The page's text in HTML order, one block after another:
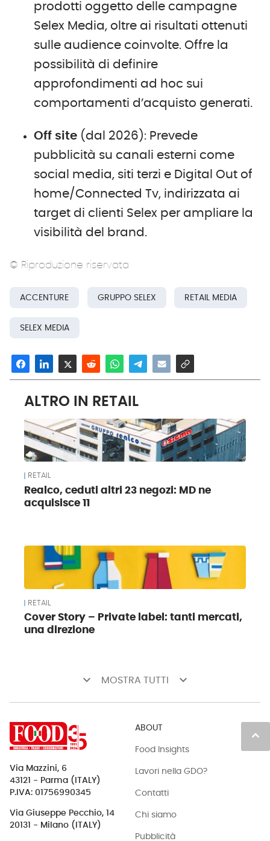
prodotti oggetto delle campagne
Selex Media, oltre ai risultati ottenuti
sulle audience coinvolte. Offre la
possibilità di definire
approfondimenti ad hoc sui
comportamenti d’acquisto generati.
Off site (dal 2026): Prevede
pubblicità su canali esterni come
social media, siti terzi e Digital Out of
home/Connected Tv, indirizzata ai
target di clienti Selex per ampliare la
visibilità del brand.
© Riproduzione riservata
ACCENTURE GRUPPO SELEX RETAIL MEDIA
SELEX MEDIA
ALTRO IN RETAIL
RETAIL
Realco, ceduti altri 23 negozi: MD ne
acquisisce 11
RETAIL
Cover Story – Private label: tanti mercati,
una direzione
keyboard_arrow_down MOSTRA TUTTI keyboard_arrow_down
keyboard_arrow_up
Via Mazzini, 6
43121 - Parma (ITALY)
P.IVA: 01756990345
Via Giuseppe Pecchio, 14
20131 - Milano (ITALY)
ABOUT
Food Insights
Lavori nella GDO?
Contatti
Chi siamo
Pubblicità